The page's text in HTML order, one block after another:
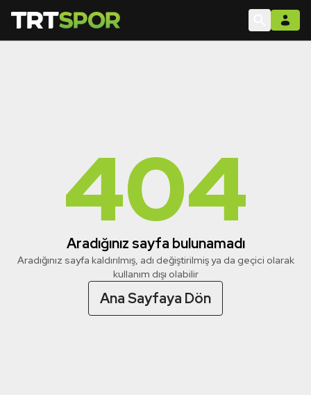
404
Aradığınız sayfa bulunamadı
Aradığınız sayfa kaldırılmış, adı değiştirilmiş ya da geçici olarak
kullanım dışı olabilir
Ana Sayfaya Dön